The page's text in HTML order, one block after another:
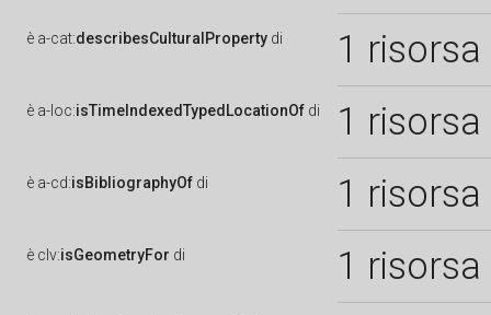
è a-cat:describesCulturalProperty di 1 risorsa
è a-loc:isTimeIndexedTypedLocationOf di 1 risorsa
è a-cd:isBibliographyOf di 1 risorsa
è clv:isGeometryFor di 1 risorsa